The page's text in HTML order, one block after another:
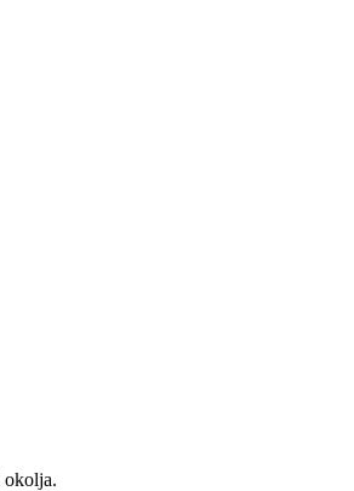
okolja.